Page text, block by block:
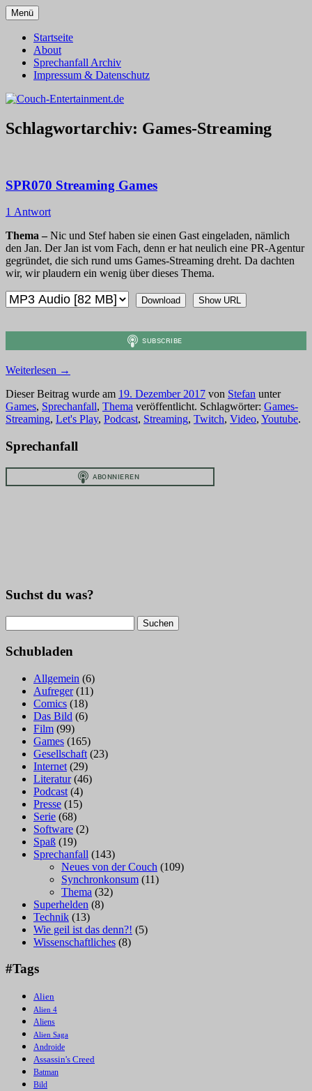
Zum
Inhalt
springen
Couch-Entertainment.de
Menü
Startseite
About
Sprechanfall Archiv
Impressum & Datenschutz
Schlagwortarchiv: Games-Streaming
SPR070 Streaming Games
1 Antwort
Thema – Nic und Stef haben sie einen Gast eingeladen, nämlich
den Jan. Der Jan ist vom Fach, denn er hat neulich eine PR-Agentur
gegründet, die sich rund ums Games-Streaming dreht. Da dachten
wir, wir plaudern ein wenig über dieses Thema.
Download Show URL
Weiterlesen →
Dieser Beitrag wurde am 19. Dezember 2017 von Stefan unter
Games, Sprechanfall, Thema veröffentlicht. Schlagwörter: Games-
Streaming, Let's Play, Podcast, Streaming, Twitch, Video, Youtube.
Sprechanfall
Suchst du was?
nach:
Schubladen
Allgemein (6)
Aufreger(11)
Comics (18)
Das Bild (6)
Film (99)
Games (165)
Gesellschaft (23)
Internet (29)
Literatur(46)
Podcast (4)
Presse (15)
Serie (68)
Software (2)
Spaß (19)
Sprechanfall (143)
Neues von der Couch (109)
Synchronkonsum (11)
Thema (32)
Superhelden (8)
Technik (13)
Wie geil ist das denn?! (5)
Wissenschaftliches (8)
#Tags
Alien
Alien 4
Aliens
Alien Saga
Androide
Assassin's Creed
Batman
Bild